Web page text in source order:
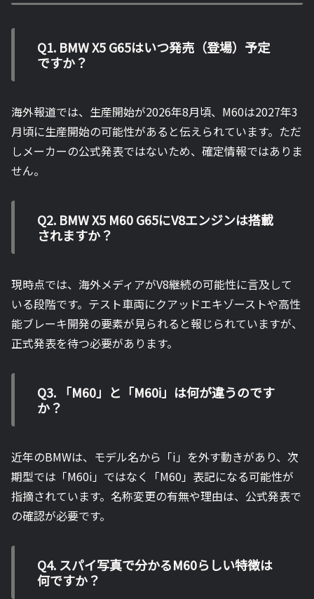
Q1. BMW X5 G65はいつ発売（登場）予定
ですか？
海外報道では、生産開始が2026年8月頃、M60は2027年3
月頃に生産開始の可能性があると伝えられています。ただ
しメーカーの公式発表ではないため、確定情報ではありま
せん。
Q2. BMW X5 M60 G65にV8エンジンは搭載
されますか？
現時点では、海外メディアがV8継続の可能性に言及して
いる段階です。テスト車両にクアッドエキゾーストや高性
能ブレーキ開発の要素が見られると報じられていますが、
正式発表を待つ必要があります。
Q3. 「M60」と「M60i」は何が違うのです
か？
近年のBMWは、モデル名から「i」を外す動きがあり、次
期型では「M60i」ではなく「M60」表記になる可能性が
指摘されています。名称変更の有無や理由は、公式発表で
の確認が必要です。
Q4. スパイ写真で分かるM60らしい特徴は
何ですか？